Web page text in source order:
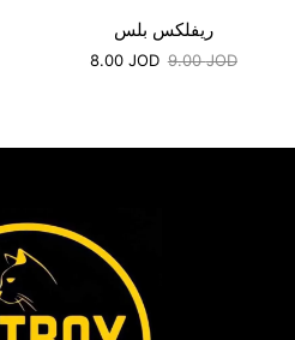
ريفلكس بلس
9.00JOD
8.00 JOD